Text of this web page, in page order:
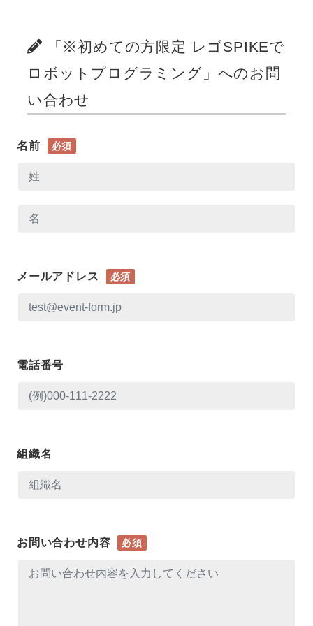
「※初めての方限定 レゴSPIKEで
ロボットプログラミング」へのお問
い合わせ
名前 必須
メールアドレス 必須
電話番号
組織名
お問い合わせ内容 必須